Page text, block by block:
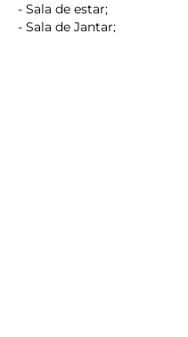
- Sala de estar;
- Sala de Jantar;